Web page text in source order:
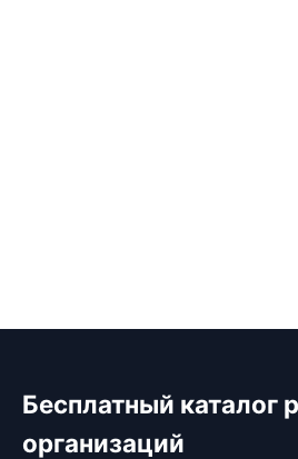
Бесплатный каталог
организаций